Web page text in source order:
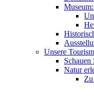
Unsere
Schauen
Natur